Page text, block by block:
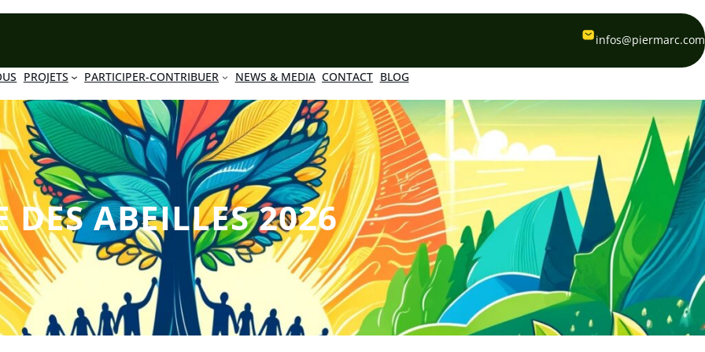
infos@piermarc.com
PROJETS PARTICIPER-CONTRIBUER NEWS & MEDIA CONTACT BLOG
ABEILLES 2026